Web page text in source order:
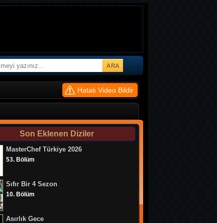
Hatalı Video Bildir
Son Eklenen Diziler
MasterChef Türkiye 2026
53. Bölüm
Sıfır Bir 4 Sezon
10. Bölüm
Asırlık Gece